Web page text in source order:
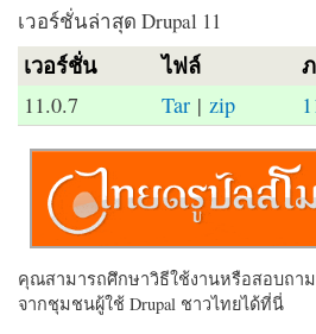
เวอร์ชั่นล่าสุด Drupal 11
เวอร์ชั่น ไฟล์
11.0.7 Tar | zip
คุณสามารถศึกษาวิธีใช้งานหรือสอบถาม
จากชุมชนผู้ใช้ Drupal ชาวไทยได้ที่นี่